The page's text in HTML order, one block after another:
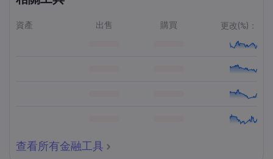
資產 出售 購買 更改(%)：
查看所有金融工具